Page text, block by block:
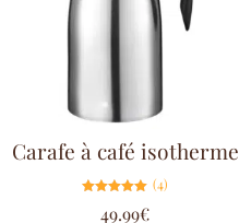
Carafe à café isotherme
5.00
(4)
49.99€